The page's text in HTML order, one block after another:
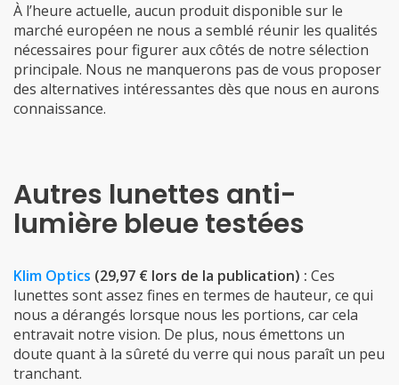
À l’heure actuelle, aucun produit disponible sur le
marché européen ne nous a semblé réunir les qualités
nécessaires pour figurer aux côtés de notre sélection
principale. Nous ne manquerons pas de vous proposer
des alternatives intéressantes dès que nous en aurons
connaissance.
Autres lunettes anti-
lumière bleue testées
Klim Optics (29,97 € lors de la publication) : Ces
lunettes sont assez fines en termes de hauteur, ce qui
nous a dérangés lorsque nous les portions, car cela
entravait notre vision. De plus, nous émettons un
doute quant à la sûreté du verre qui nous paraît un peu
tranchant.